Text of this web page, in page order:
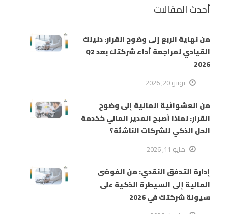
أحدث المقالات
من نهاية الربع إلى وضوح القرار: دليلك
القيادي لمراجعة أداء شركتك بعد Q2
2026
يونيو 20, 2026
من العشوائية المالية إلى وضوح
القرار: لماذا أصبح المدير المالي كخدمة
الحل الذكي للشركات الناشئة؟
مايو 11, 2026
إدارة التدفق النقدي: من الفوضى
المالية إلى السيطرة الذكية على
سيولة شركتك في 2026